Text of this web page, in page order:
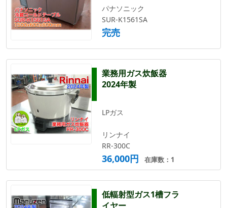
パナソニック
SUR-K1561SA
完売
業務用ガス炊飯器
2024年製
LPガス
リンナイ
RR-300C
36,000円 在庫数：1
低輻射型ガス1槽フラ
イヤー